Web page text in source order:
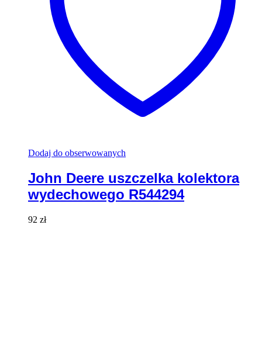
Dodaj do obserwowanych
John Deere uszczelka kolektora
wydechowego R544294
92 zł